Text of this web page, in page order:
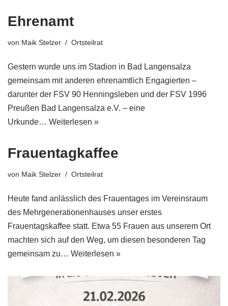
Ehrenamt
von Maik Stelzer Ortsteilrat
Gestern wurde uns im Stadion in Bad Langensalza
gemeinsam mit anderen ehrenamtlich Engagierten –
darunter der FSV 90 Henningsleben und der FSV 1996
Preußen Bad Langensalza e.V. – eine
Urkunde… Weiterlesen »
Frauentagkaffee
von Maik Stelzer Ortsteilrat
Heute fand anlässlich des Frauentages im Vereinsraum
des Mehrgenerationenhauses unser erstes
Frauentagskaffee statt. Etwa 55 Frauen aus unserem Ort
machten sich auf den Weg, um diesen besonderen Tag
gemeinsam zu… Weiterlesen »